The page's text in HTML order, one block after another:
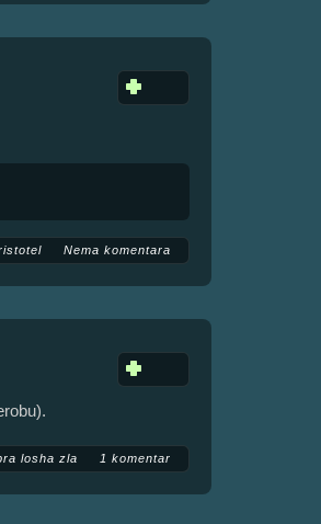
Nema komentara
losha zla 1 komentar